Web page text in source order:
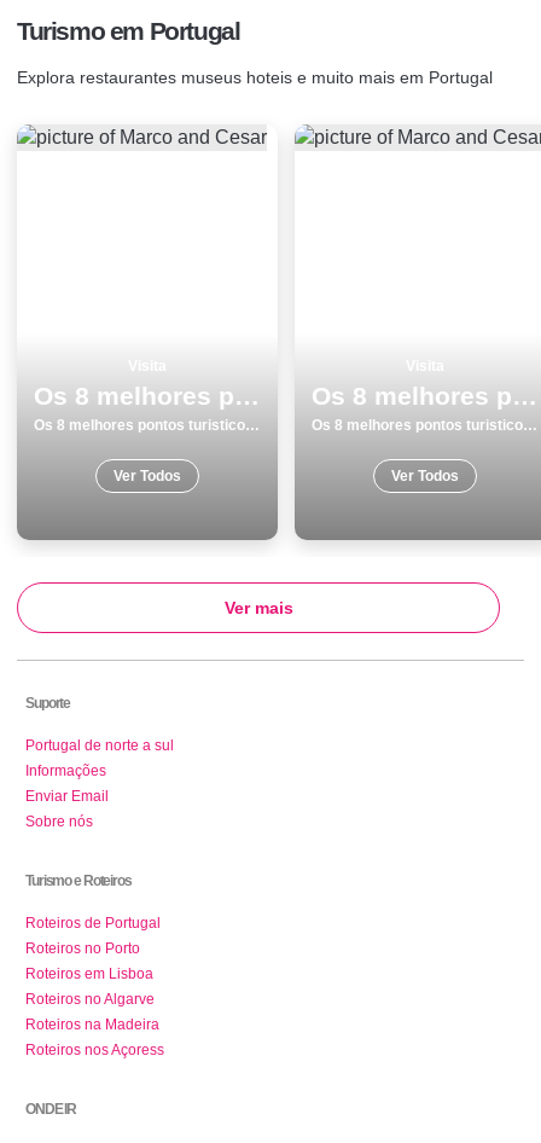
Turismo em Portugal
Explora restaurantes museus hoteis e muito mais em Portugal
Os 8 melhores pontos turisticos para visitar em Ericeira
Os 8 melhores pontos turisticos para visitar em Ericeira
Ver Todos
Os 8 melhores pontos turisticos para conhecer e visitar em Braga
Os 8 melhores pontos turisticos para conhecer e visitar em Braga
Ver Todos
Ver mais
Suporte
Portugal de norte a sul
Informações
Enviar Email
Sobre nós
Turismo e Roteiros
Roteiros de Portugal
Roteiros no Porto
Roteiros em Lisboa
Roteiros no Algarve
Roteiros na Madeira
Roteiros nos Açoress
ONDE IR